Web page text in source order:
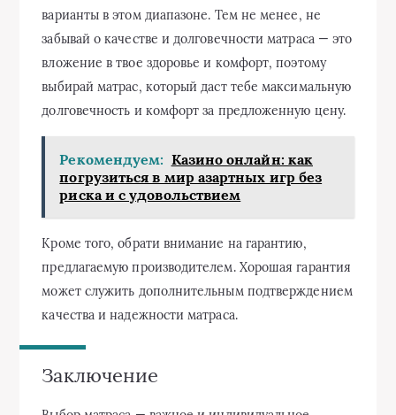
варианты в этом диапазоне. Тем не менее, не
забывай о качестве и долговечности матраса — это
вложение в твое здоровье и комфорт, поэтому
выбирай матрас, который даст тебе максимальную
долговечность и комфорт за предложенную цену.
Рекомендуем: Казино онлайн: как
погрузиться в мир азартных игр без
риска и с удовольствием
Кроме того, обрати внимание на гарантию,
предлагаемую производителем. Хорошая гарантия
может служить дополнительным подтверждением
качества и надежности матраса.
Заключение